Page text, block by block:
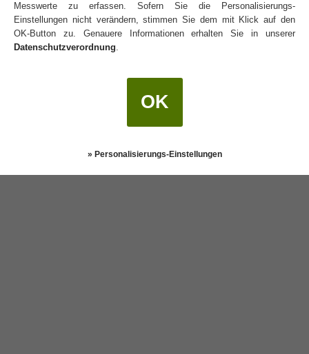
Messwerte zu erfassen. Sofern Sie die Personalisierungs-
Einstellungen nicht verändern, stimmen Sie dem mit Klick auf den
OK-Button zu. Genauere Informationen erhalten Sie in unserer
Datenschutzverordnung.
OK
» Personalisierungs-Einstellungen